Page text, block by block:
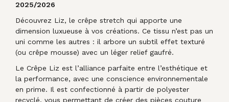
2025/2026
Découvrez Liz, le crêpe stretch qui apporte une
dimension luxueuse à vos créations. Ce tissu n’est pas un
uni comme les autres : il arbore un subtil effet texturé
(ou crêpe mousse) avec un léger relief gaufré.
Le Crêpe Liz est l’alliance parfaite entre l’esthétique et
la performance, avec une conscience environnementale
en prime. Il est confectionné à partir de polyester
recyclé, vous permettant de créer des pièces couture